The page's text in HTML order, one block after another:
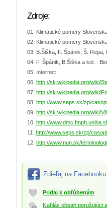
Zdroje:
Klimatické pomery
Klimatické pomery
B.Šiška, F. Špánik, Š.
F. Špánik, B.Šiška a kol. :
Internet:
http://sk.wikipedia.org/wiki/
http://sk.wikipedia.org/wiki/
http://www.seps.sk/zp/
http://sk.wikipedia.org/wiki/
http://
http://www.seps.sk/zp/
http://www.nun.sk/
Zdieľaj na Facebooku
Pridaj k obľúbeným
Nahlás obsah porušujúci